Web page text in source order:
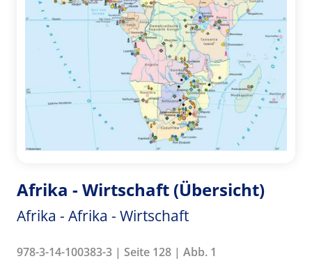
Afrika - Wirtschaft (Übersicht)
Afrika - Afrika - Wirtschaft
978-3-14-100383-3 | Seite 128 | Abb. 1